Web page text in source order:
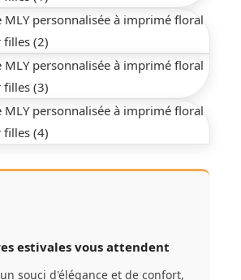
estivales vous attendent
souci d'élégance et de confort,